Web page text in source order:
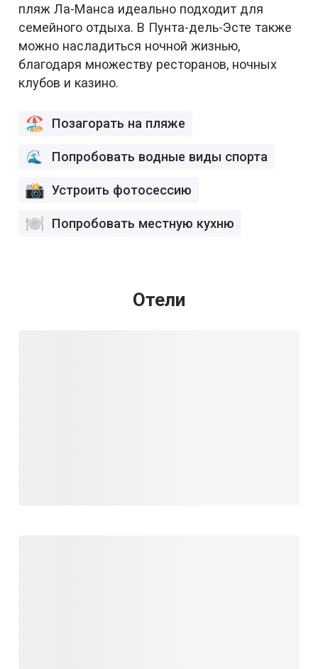
пляж Ла-Манса идеально подходит для
семейного отдыха. В Пунта-дель-Эсте также
можно насладиться ночной жизнью,
благодаря множеству ресторанов, ночных
клубов и казино.
Позагорать на пляже
Попробовать водные виды спорта
Устроить фотосессию
Попробовать местную кухню
Отели